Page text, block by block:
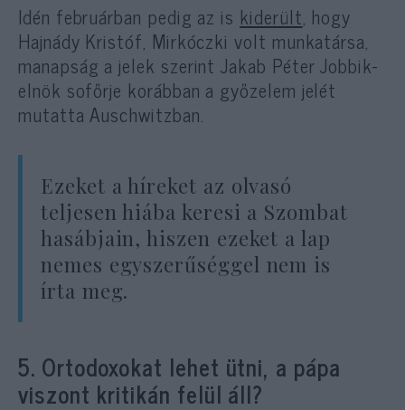
Idén februárban pedig az is kiderült, hogy
Hajnády Kristóf, Mirkóczki volt munkatársa,
manapság a jelek szerint Jakab Péter Jobbik-
elnök sofőrje korábban a győzelem jelét
mutatta Auschwitzban.
Ezeket a híreket az olvasó
teljesen hiába keresi a Szombat
hasábjain, hiszen ezeket a lap
nemes egyszerűséggel nem is
írta meg.
5. Ortodoxokat lehet ütni, a pápa
viszont kritikán felül áll?